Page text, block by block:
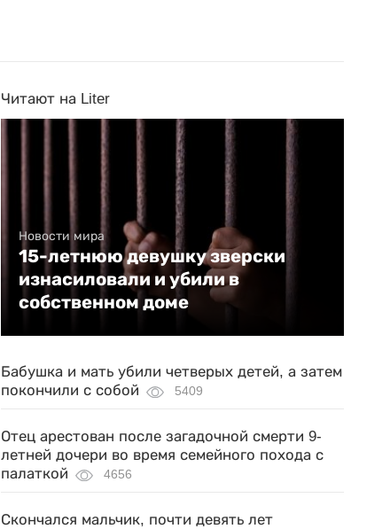
Читают на Liter
Новости мира
15-летнюю девушку зверски
изнасиловали и убили в
собственном доме
Бабушка и мать убили четверых детей, а затем
покончили с собой
5409
Отец арестован после загадочной смерти 9-
летней дочери во время семейного похода с
палаткой
4656
Скончался мальчик, почти девять лет